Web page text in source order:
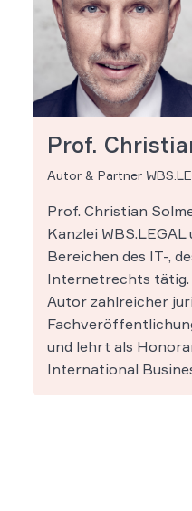
Prof.
Autor & Partner
Prof. Christian
Kanzlei
Bereichen des IT-,
Internetrechts tätig.
Autor zahlreicher
und lehrt als
International